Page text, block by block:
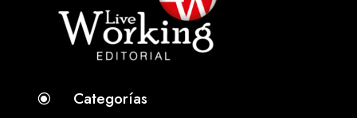
\ Categorías